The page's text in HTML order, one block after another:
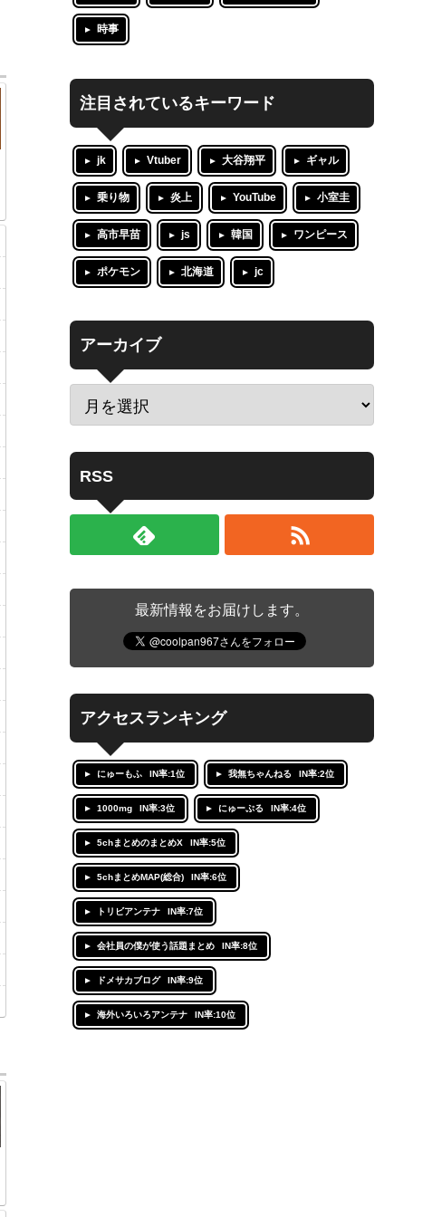
時事
注目されているキーワード
jk Vtuber 大谷翔平 ギャル
乗り物 炎上 YouTube 小室圭
高市早苗 js 韓国 ワンピース
ポケモン 北海道 jc
アーカイブ
RSS
最新情報をお届けします。
アクセスランキング
にゅーもふ IN率:1位 我無ちゃんねる IN率:2位
1000mg IN率:3位 にゅーぷる IN率:4位
5chまとめのまとめX IN率:5位
5chまとめMAP(総合) IN率:6位
トリビアンテナ IN率:7位
会社員の僕が使う話題まとめ IN率:8位
ドメサカブログ IN率:9位
海外いろいろアンテナ IN率:10位